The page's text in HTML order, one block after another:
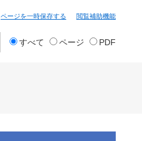
ページを一時保存する 閲覧補助機能
検 すべて ページ PDF